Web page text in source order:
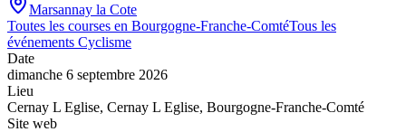
Marsannay la Cote
Toutes les courses en Bourgogne-Franche-ComtéTous les
événements Cyclisme
Date
dimanche 6 septembre 2026
Lieu
Cernay L Eglise, Cernay L Eglise, Bourgogne-Franche-Comté
Site web